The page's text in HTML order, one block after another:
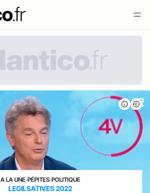
A LA UNE›PÉPITES›POLITIQUE
LEGILSATIVES 2022